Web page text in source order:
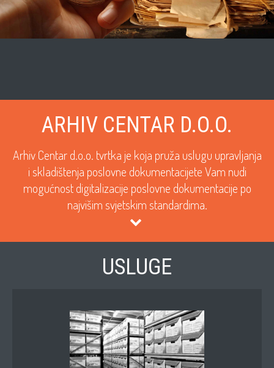
ARHIV CENTAR D.O.O.
Arhiv Centar d.o.o. tvrtka je koja pruža uslugu upravljanja
i skladištenja poslovne dokumentacijete Vam nudi
mogućnost digitalizacije poslovne dokumentacije po
najvišim svjetskim standardima.
USLUGE